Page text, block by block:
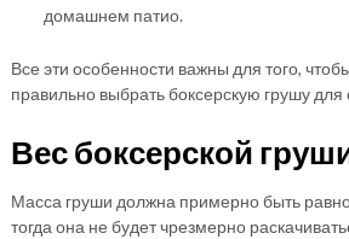
домашнем патио.
Все эти особенности важны для того,
правильно выбрать боксерскую грушу для
Вес боксерской
Масса груши должна примерно быть
тогда она не будет чрезмерно